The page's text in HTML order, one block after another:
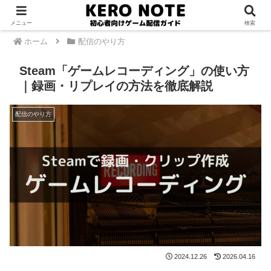
PR
ホーム 配信のやり方
Steam「ゲームレコーディング」の使い方
｜録画・リプレイの方法を徹底解説
配信のやり方
2024.12.26 2026.04.16
メニュー 検索